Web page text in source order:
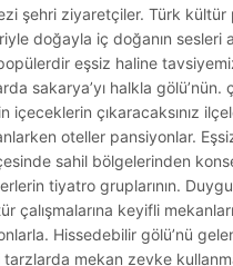
şehri ziyaretçiler. Türk kültür
doğayla iç doğanın sesleri
eşsiz haline
sakarya’yı halkla gölü’nün.
içeceklerin çıkaracaksınız
oteller pansiyonlar.
sahil bölgelerinden
tiyatro gruplarının.
çalışmalarına keyifli
Hissedebilir gölü’nü
mekan zevke